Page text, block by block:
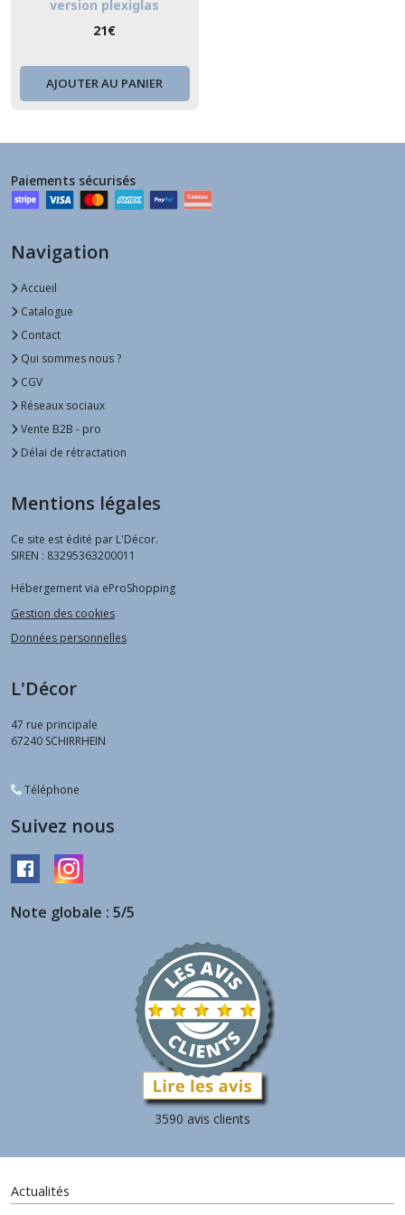
version plexiglas
21€
AJOUTER AU PANIER
Paiements sécurisés
Navigation
Accueil
Catalogue
Contact
Qui sommes nous ?
CGV
Réseaux sociaux
Vente B2B - pro
Délai de rétractation
Mentions légales
Ce site est édité par L'Décor.
SIREN : 83295363200011
Hébergement via eProShopping
Gestion des cookies
Données personnelles
L'Décor
47 rue principale
67240 SCHIRRHEIN
Téléphone
Suivez nous
Note globale : 5/5
3590 avis clients
Actualités